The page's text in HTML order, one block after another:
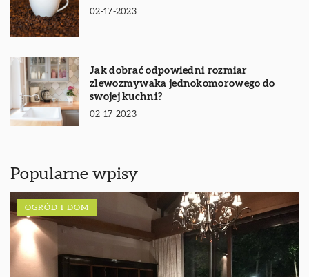
02-17-2023
Jak dobrać odpowiedni rozmiar
zlewozmywaka jednokomorowego do
swojej kuchni?
02-17-2023
Popularne wpisy
OGRÓD I DOM